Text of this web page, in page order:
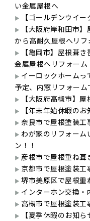
い金属屋根へ
【ゴールデンウイー
【大阪府岸和田市
から高耐久屋根へリフ
【亀岡市】屋根葺
金属屋根へリフォーム
イーロックホームっ
予定、内窓リフォーム
【大阪府高槻市】
【年末年始休暇のお
奈良市で屋根塗装工
わが家のリフォー
ン！！
彦根市で屋根重ね葺
京都市で屋根塗装工
堺市美原区で屋根重
インターホン交換・
高槻市で屋根塗装工
【夏季休暇のお知ら